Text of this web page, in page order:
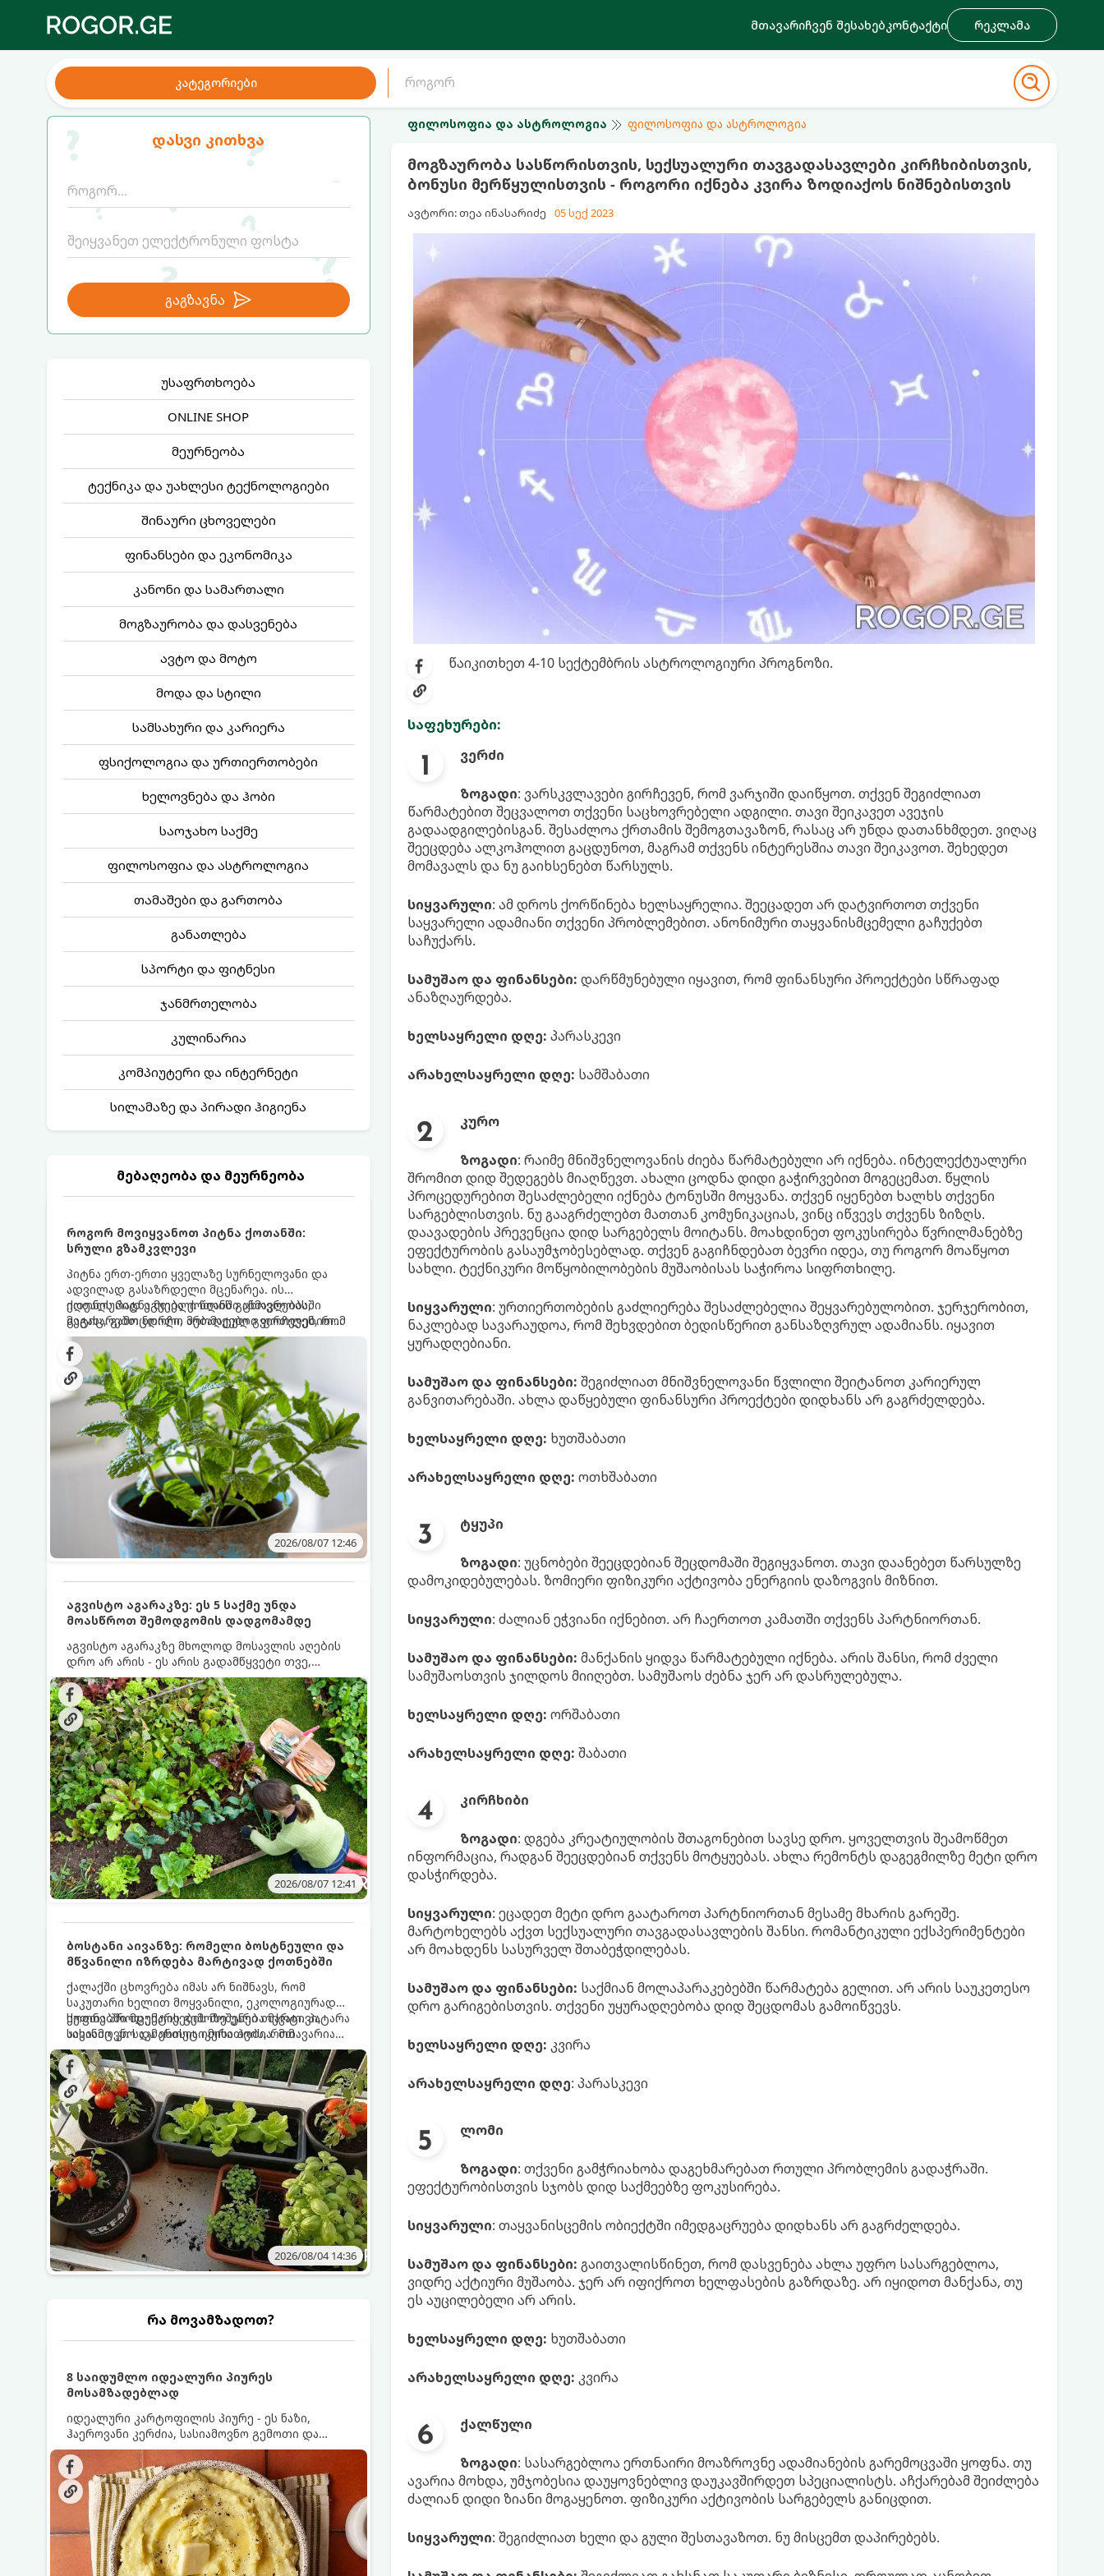
მთავარიჩვენ შესახებკონტაქტი რეკლამა
კატეგორიები
დასვი კითხვა
გაგზავნა
უსაფრთხოება
ONLINE SHOP
მეურნეობა
ტექნიკა და უახლესი ტექნოლოგიები
შინაური ცხოველები
ფინანსები და ეკონომიკა
კანონი და სამართალი
მოგზაურობა და დასვენება
ავტო და მოტო
მოდა და სტილი
სამსახური და კარიერა
ფსიქოლოგია და ურთიერთობები
ხელოვნება და ჰობი
საოჯახო საქმე
ფილოსოფია და ასტროლოგია
თამაშები და გართობა
განათლება
სპორტი და ფიტნესი
ჯანმრთელობა
კულინარია
კომპიუტერი და ინტერნეტი
სილამაზე და პირადი ჰიგიენა
მებაღეობა და მეურნეობა
როგორ მოვიყვანოთ პიტნა ქოთანში:
სრული გზამკვლევი
პიტნა ერთ-ერთი ყველაზე სურნელოვანი და
ადვილად გასაზრდელი მცენარეა. ის
იდეალურად ეგუება ქოთანში ცხოვრებას,
მეტიც, გამოცდილი მებაღეები გვირჩევენ, რომ
პიტნა მხოლოდ ქოთანში მოვიყვანოთ, რადგან
ღია გრუნტში (ბაღში) დარგვისას ის ფესვებით
ძალიან სწრაფად ვრცელდება და სხვა
მცენარეებს ავიწროებს.
ქოთნის პიტნა მთელი წლის განმავლობაში
გაგახარებთ ნორჩი, არომატული ფოთლებით
ჩაის, ლიმონათისა თუ კერძებისთვის.
2026/08/07 12:46
აგვისტო აგარაკზე: ეს 5 საქმე უნდა
მოასწროთ შემოდგომის დადგომამდე
აგვისტო აგარაკზე მხოლოდ მოსავლის აღების
დრო არ არის - ეს არის გადამწყვეტი თვე,
როდესაც საფუძველი ეყრება მომავალი წლის
მოსავალს და ბაღი მზადდება შემოდგომა-
ზამთრის სეზონისთვის. იმისათვის, რომ
ნიადაგმა ენერგია აღიდგინოს, ხოლო
მცენარეებმა ზამთარს გაუძლონ, აგვისტოს
ბოლომდე 5 მნიშვნელოვანი საქმის გაკეთება
უნდა მოასწროთ:
2026/08/07 12:41
ბოსტანი აივანზე: რომელი ბოსტნეული და
მწვანილი იზრდება მარტივად ქოთნებში
ქალაქში ცხოვრება იმას არ ნიშნავს, რომ
საკუთარი ხელით მოყვანილი, ეკოლოგიურად
სუფთა პროდუქტის გემოზე უარი თქვათ. პატარა
აივანიც კი საკმარისია იმისათვის, რომ
მოიწყოთ მინი-ბოსტანი, საიდანაც
ყოველდღიურად ახალ, არომატულ მწვანილსა
და ბოსტნეულს მოკრეფთ.
ქოთნებში მცენარეების მოშენება მარტივი,
სასიამოვნო და ესთეტიკური ჰობია. მთავარია
იცოდეთ, რომელი კულტურები ეგუებიან
ქოთნის პირობებს ყველაზე კარგად და როგორ
მოუაროთ მათ სწორად.
2026/08/04 14:36
რა მოვამზადოთ?
8 საიდუმლო იდეალური პიურეს
მოსამზადებლად
იდეალური კარტოფილის პიურე - ეს ნაზი,
ჰაეროვანი კერძია, სასიამოვნო გემოთი და
ნაღების-მოყვითალო ფერით. მისი მომზადება
ძალიან მარტივია, მაგრამ არსებობს რამდენიმე
საიდუმლო, რომლებიც უნდა იცოდეთ, რომ
პიურე იდეალურად გემრიელი გამოვიდეს.
ფილოსოფია და ასტროლოგია ფილოსოფია და ასტროლოგია
მოგზაურობა სასწორისთვის, სექსუალური თავგადასავლები კირჩხიბისთვის,
ბონუსი მერწყულისთვის - როგორი იქნება კვირა ზოდიაქოს ნიშნებისთვის
ავტორი: თეა ინასარიძე 05 სექ 2023
წაიკითხეთ 4-10 სექტემბრის ასტროლოგიური პროგნოზი.
საფეხურები:
ვერძი
ზოგადი: ვარსკვლავები გირჩევენ, რომ ვარჯიში დაიწყოთ. თქვენ შეგიძლიათ
წარმატებით შეცვალოთ თქვენი საცხოვრებელი ადგილი. თავი შეიკავეთ ავეჯის
გადაადგილებისგან. შესაძლოა ქრთამის შემოგთავაზონ, რასაც არ უნდა დათანხმდეთ. ვიღაც
შეეცდება ალკოჰოლით გაცდუნოთ, მაგრამ თქვენს ინტერესშია თავი შეიკავოთ. შეხედეთ
მომავალს და ნუ გაიხსენებთ წარსულს.
სიყვარული: ამ დროს ქორწინება ხელსაყრელია. შეეცადეთ არ დატვირთოთ თქვენი
საყვარელი ადამიანი თქვენი პრობლემებით. ანონიმური თაყვანისმცემელი გაჩუქებთ
საჩუქარს.
სამუშაო და ფინანსები: დარწმუნებული იყავით, რომ ფინანსური პროექტები სწრაფად
ანაზღაურდება.
ხელსაყრელი დღე: პარასკევი
არახელსაყრელი დღე: სამშაბათი
კურო
ზოგადი: რაიმე მნიშვნელოვანის ძიება წარმატებული არ იქნება. ინტელექტუალური
შრომით დიდ შედეგებს მიაღწევთ. ახალი ცოდნა დიდი გაჭირვებით მოგეცემათ. წყლის
პროცედურებით შესაძლებელი იქნება ტონუსში მოყვანა. თქვენ იყენებთ ხალხს თქვენი
სარგებლისთვის. ნუ გააგრძელებთ მათთან კომუნიკაციას, ვინც იწვევს თქვენს ზიზღს.
დაავადების პრევენცია დიდ სარგებელს მოიტანს. მოახდინეთ ფოკუსირება წვრილმანებზე
ეფექტურობის გასაუმჯობესებლად. თქვენ გაგიჩნდებათ ბევრი იდეა, თუ როგორ მოაწყოთ
სახლი. ტექნიკური მოწყობილობების მუშაობისას საჭიროა სიფრთხილე.
სიყვარული: ურთიერთობების გაძლიერება შესაძლებელია შეყვარებულობით. ჯერჯერობით,
ნაკლებად სავარაუდოა, რომ შეხვდებით ბედისწერით განსაზღვრულ ადამიანს. იყავით
ყურადღებიანი.
სამუშაო და ფინანსები: შეგიძლიათ მნიშვნელოვანი წვლილი შეიტანოთ კარიერულ
განვითარებაში. ახლა დაწყებული ფინანსური პროექტები დიდხანს არ გაგრძელდება.
ხელსაყრელი დღე: ხუთშაბათი
არახელსაყრელი დღე: ოთხშაბათი
ტყუპი
ზოგადი: უცნობები შეეცდებიან შეცდომაში შეგიყვანოთ. თავი დაანებეთ წარსულზე
დამოკიდებულებას. ზომიერი ფიზიკური აქტივობა ენერგიის დაზოგვის მიზნით.
სიყვარული: ძალიან ეჭვიანი იქნებით. არ ჩაერთოთ კამათში თქვენს პარტნიორთან.
სამუშაო და ფინანსები: მანქანის ყიდვა წარმატებული იქნება. არის შანსი, რომ ძველი
სამუშაოსთვის ჯილდოს მიიღებთ. სამუშაოს ძებნა ჯერ არ დასრულებულა.
ხელსაყრელი დღე: ორშაბათი
არახელსაყრელი დღე: შაბათი
კირჩხიბი
ზოგადი: დგება კრეატიულობის შთაგონებით სავსე დრო. ყოველთვის შეამოწმეთ
ინფორმაცია, რადგან შეეცდებიან თქვენს მოტყუებას. ახლა რემონტს დაგეგმილზე მეტი დრო
დასჭირდება.
სიყვარული: ეცადეთ მეტი დრო გაატაროთ პარტნიორთან მესამე მხარის გარეშე.
მარტოხელებს აქვთ სექსუალური თავგადასავლების შანსი. რომანტიკული ექსპერიმენტები
არ მოახდენს სასურველ შთაბეჭდილებას.
სამუშაო და ფინანსები: საქმიან მოლაპარაკებებში წარმატება გელით. არ არის საუკეთესო
დრო გარიგებისთვის. თქვენი უყურადღებობა დიდ შეცდომას გამოიწვევს.
ხელსაყრელი დღე: კვირა
არახელსაყრელი დღე: პარასკევი
ლომი
ზოგადი: თქვენი გამჭრიახობა დაგეხმარებათ რთული პრობლემის გადაჭრაში.
ეფექტურობისთვის სჯობს დიდ საქმეებზე ფოკუსირება.
სიყვარული: თაყვანისცემის ობიექტში იმედგაცრუება დიდხანს არ გაგრძელდება.
სამუშაო და ფინანსები: გაითვალისწინეთ, რომ დასვენება ახლა უფრო სასარგებლოა,
ვიდრე აქტიური მუშაობა. ჯერ არ იფიქროთ ხელფასების გაზრდაზე. არ იყიდოთ მანქანა, თუ
ეს აუცილებელი არ არის.
ხელსაყრელი დღე: ხუთშაბათი
არახელსაყრელი დღე: კვირა
ქალწული
ზოგადი: სასარგებლოა ერთნაირი მოაზროვნე ადამიანების გარემოცვაში ყოფნა. თუ
ავარია მოხდა, უმჯობესია დაუყოვნებლივ დაუკავშირდეთ სპეციალისტს. აჩქარებამ შეიძლება
ძალიან დიდი ზიანი მოგაყენოთ. ფიზიკური აქტივობის სარგებელს განიცდით.
სიყვარული: შეგიძლიათ ხელი და გული შესთავაზოთ. ნუ მისცემთ დაპირებებს.